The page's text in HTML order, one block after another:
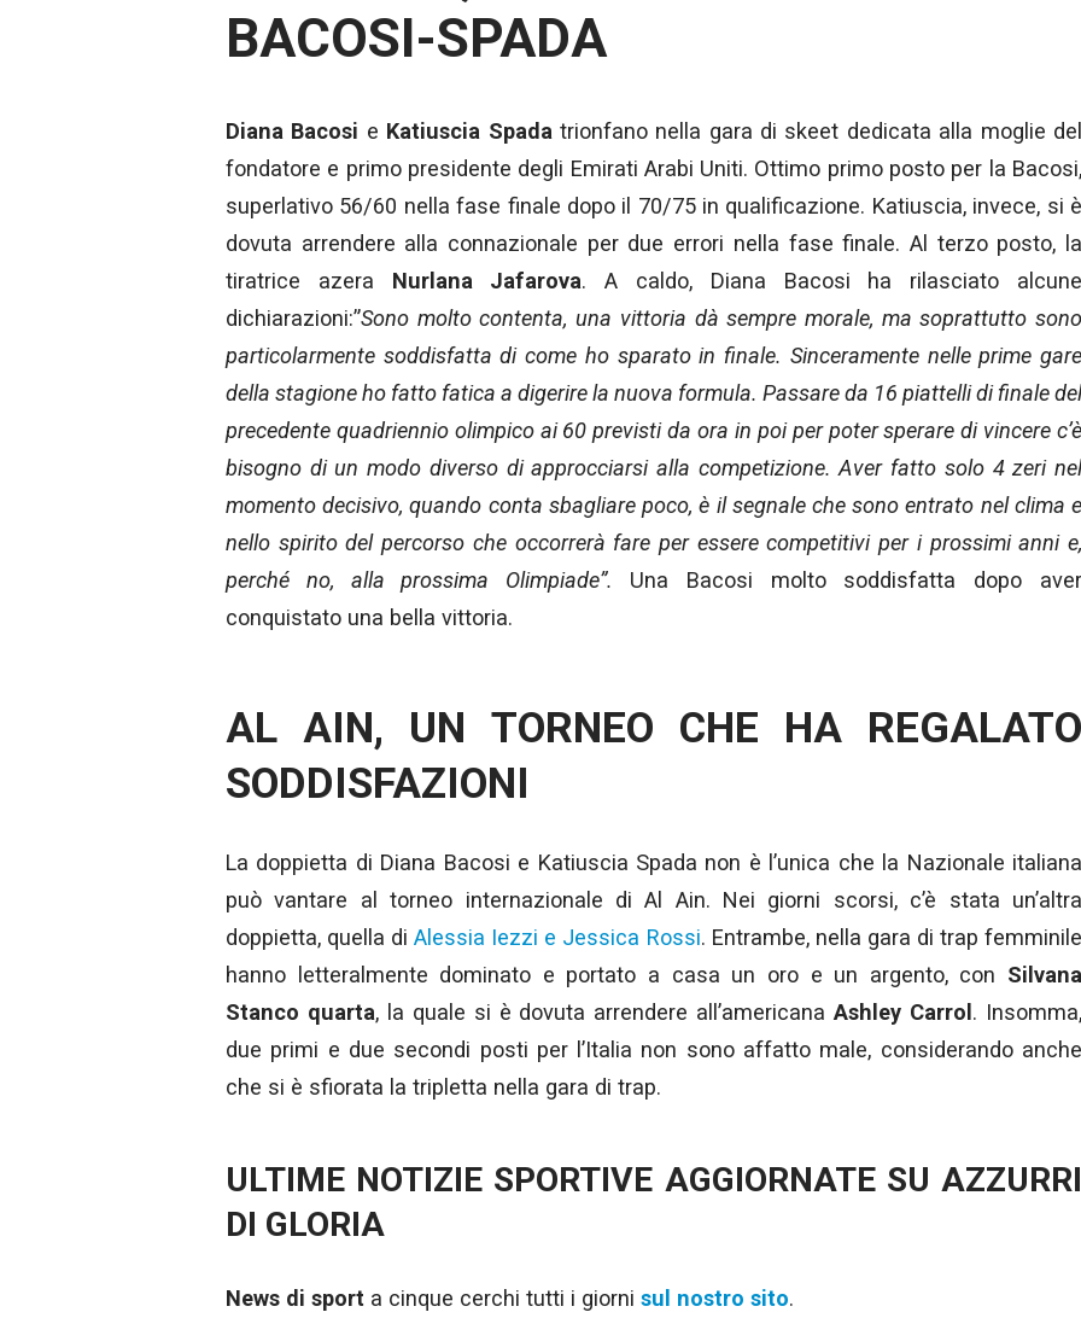
BACOSI-SPADA
Diana Bacosi e Katiuscia Spada trionfano nella gara di skeet dedicata alla moglie del
fondatore e primo presidente degli Emirati Arabi Uniti. Ottimo primo posto per la Bacosi,
superlativo 56/60 nella fase finale dopo il 70/75 in qualificazione. Katiuscia, invece, si è
dovuta arrendere alla connazionale per due errori nella fase finale. Al terzo posto, la
tiratrice azera Nurlana Jafarova. A caldo, Diana Bacosi ha rilasciato alcune
dichiarazioni:”Sono molto contenta, una vittoria dà sempre morale, ma soprattutto sono
particolarmente soddisfatta di come ho sparato in finale. Sinceramente nelle prime gare
della stagione ho fatto fatica a digerire la nuova formula. Passare da 16 piattelli di finale del
precedente quadriennio olimpico ai 60 previsti da ora in poi per poter sperare di vincere c’è
bisogno di un modo diverso di approcciarsi alla competizione. Aver fatto solo 4 zeri nel
momento decisivo, quando conta sbagliare poco, è il segnale che sono entrato nel clima e
nello spirito del percorso che occorrerà fare per essere competitivi per i prossimi anni e,
perché no, alla prossima Olimpiade”. Una Bacosi molto soddisfatta dopo aver
conquistato una bella vittoria.
AL AIN, UN TORNEO CHE HA REGALATO
SODDISFAZIONI
La doppietta di Diana Bacosi e Katiuscia Spada non è l’unica che la Nazionale italiana
può vantare al torneo internazionale di Al Ain. Nei giorni scorsi, c’è stata un’altra
doppietta, quella diAlessia Iezzi e Jessica Rossi. Entrambe, nella gara di trap femminile
hanno letteralmente dominato e portato a casa un oro e un argento, con Silvana
Stanco quarta, la quale si è dovuta arrendere all’americanaAshley Carrol . Insomma,
due primi e due secondi posti per l’Italia non sono affatto male, considerando anche
che si è sfiorata la tripletta nella gara di trap.
ULTIME NOTIZIE SPORTIVE AGGIORNATE SU AZZURRI
DI GLORIA
News di sport a cinque cerchi tutti i giorni sul nostro sito.